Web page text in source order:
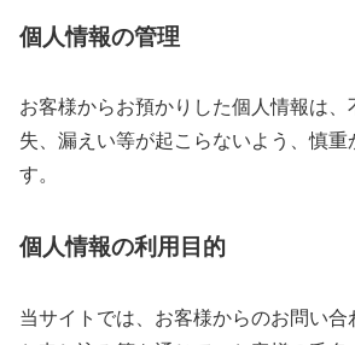
個人情報の管理
お客様からお預かりした個人情報は、
失、漏えい等が起こらないよう、慎重
す。
個人情報の利用目的
当サイトでは、お客様からのお問い